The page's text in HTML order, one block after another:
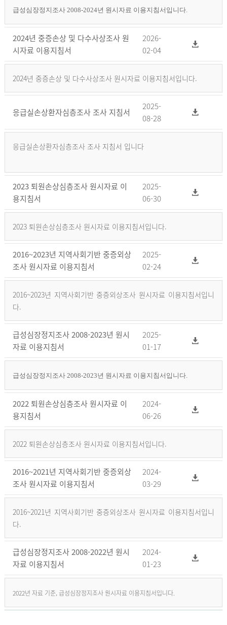
급성심장정지조사 2008-2024년 원시자료 이용지침서입니다.
2024년 중증손상 및 다수사상조사 원
시자료 이용지침서
2026-
02-04
2024년 중증손상 및 다수사상조사 원시자료 이용지침서입니다.
응급실손상환자심층조사 조사 지침서
2025-
08-28
응급실손상환자심층조사 조사 지침서 입니다
2023 퇴원손상심층조사 원시자료 이
용지침서
2025-
06-30
2023 퇴원손상심층조사 원시자료 이용지침서입니다.
2016~2023년 지역사회기반 중증외상
조사 원시자료 이용지침서
2025-
02-24
2016~2023년 지역사회기반 중증외상조사 원시자료 이용지침서입니
다.
급성심장정지조사 2008-2023년 원시
자료 이용지침서
2025-
01-17
급성심장정지조사 2008-2023년 원시자료 이용지침서입니다.
2022 퇴원손상심층조사 원시자료 이
용지침서
2024-
06-26
2022 퇴원손상심층조사 원시자료 이용지침서입니다.
2016~2021년 지역사회기반 중증외상
조사 원시자료 이용지침서
2024-
03-29
2016~2021년 지역사회기반 중증외상조사 원시자료 이용지침서입니
다.
급성심장정지조사 2008-2022년 원시
자료 이용지침서
2024-
01-23
2022년 자료 기준, 급성심장정지조사 원시자료 이용지침서입니다.